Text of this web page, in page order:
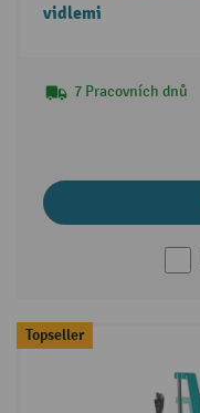
vidlemi
7 Pracovních dnů
Topseller